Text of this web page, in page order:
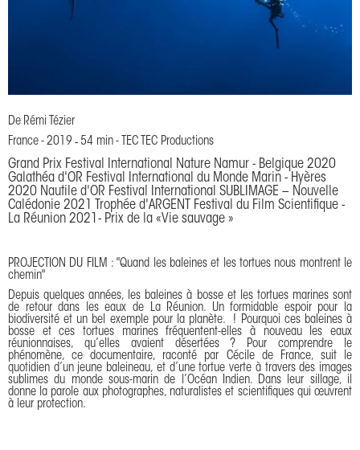
De Rémi Tézier
France - 2019 - 54 min - TEC TEC Productions
Grand Prix Festival International Nature Namur - Belgique 2020
Galathéa d'OR Festival International du Monde Marin - Hyères
2020 Nautile d'OR Festival International SUBLIMAGE – Nouvelle
Calédonie 2021 Trophée d'ARGENT Festival du Film Scientifique -
La Réunion 2021- Prix de la «Vie sauvage »
PROJECTION DU FILM : "Quand les baleines et les tortues nous montrent le
chemin"
Depuis quelques années, les baleines à bosse et les tortues marines sont
de retour dans les eaux de La Réunion. Un formidable espoir pour la
biodiversité et un bel exemple pour la planète. ! Pourquoi ces baleines à
bosse et ces tortues marines fréquentent-elles à nouveau les eaux
réunionnaises, qu’elles avaient désertées ? Pour comprendre le
phénomène, ce documentaire, raconté par Cécile de France, suit le
quotidien d’un jeune baleineau, et d’une tortue verte à travers des images
sublimes du monde sous-marin de l’Océan Indien. Dans leur sillage, il
donne la parole aux photographes, naturalistes et scientifiques qui œuvrent
à leur protection.